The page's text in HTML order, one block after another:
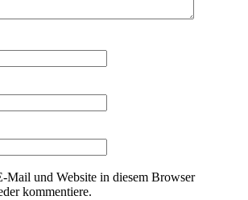
Mail und Website in diesem Browser
kommentiere.